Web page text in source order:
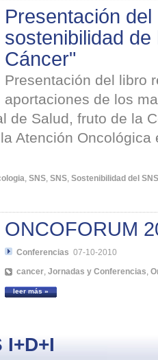
Presentación
sostenibilidad
Cáncer"
Presentación del libro
aportaciones de los
de Salud, fruto de la
Atención Oncológica
, SNS, SNS, Sostenibilidad del SNS
ONCOFORUM
Conferencias 07-10-2010
cancer, Jornadas y Conferencias,
leer más »
I+D+I